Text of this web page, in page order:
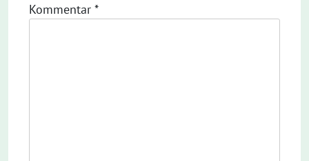
Kommentar *